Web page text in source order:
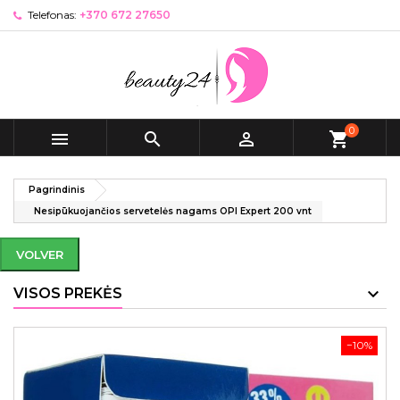
Telefonas: +370 672 27650
   shopping_cart0
Pagrindinis
Nesipūkuojančios servetelės nagams OPI Expert 200 vnt
VOLVER
VISOS PREKĖS
−10%